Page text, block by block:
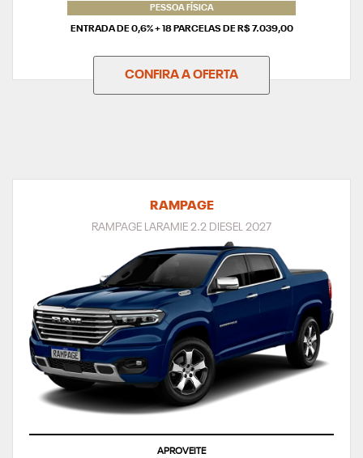
PESSOA FÍSICA
ENTRADA DE 0,6% + 18 PARCELAS DE R$ 7.039,00
CONFIRA A OFERTA
RAMPAGE
RAMPAGE LARAMIE 2.2 DIESEL 2027
APROVEITE